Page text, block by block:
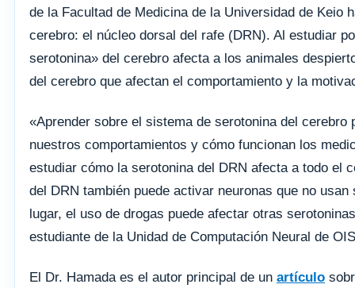
de la Facultad de Medicina de la Universidad de Keio
cerebro: el núcleo dorsal del rafe (DRN). Al estudiar
serotonina» del cerebro afecta a los animales
del cerebro que afectan el comportamiento y la
«Aprender sobre el sistema de serotonina del
nuestros comportamientos y cómo funcionan los
estudiar cómo la serotonina del DRN afecta a todo el
del DRN también puede activar neuronas que no
lugar, el uso de drogas puede afectar otras
estudiante de la Unidad de Computación Neural de
El Dr. Hamada es el autor principal de un artículo